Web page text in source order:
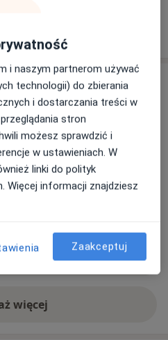
Kalisz
mapę
otwiera się w nowej karcie
więcej
o adresie
i naszym partnerom używać
technologii) do zbierania
i dostarczania treści w
stron
możesz sprawdzić i
w ustawieniach. W
linki do polityk
Więcej informacji znajdziesz
Zaakceptuj